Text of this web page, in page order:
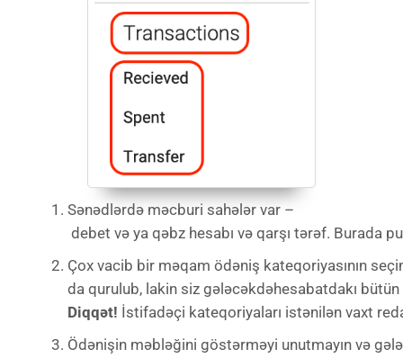
Sənədlərdə məcburi sahələr var –
debet və ya qəbz hesabı və qarşı tərəf. Burada
Çox vacib bir məqam ödəniş kateqoriyasının
da qurulub, lakin siz gələcəkdəhesabatdakı
Diqqət! İstifadəçi kateqoriyaları istənilən vaxt
Ödənişin məbləğini göstərməyi unutmayın və